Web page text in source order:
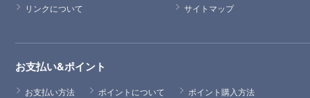
リンクについて
サイトマップ
お支払い&ポイント
お支払い方法 ポイントについて ポイント購入方法